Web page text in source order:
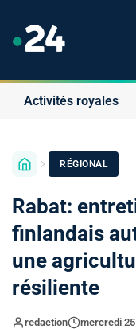
Activités royales
RÉGIONAL
Rabat:
finlandais
une
résiliente
redaction mercredi